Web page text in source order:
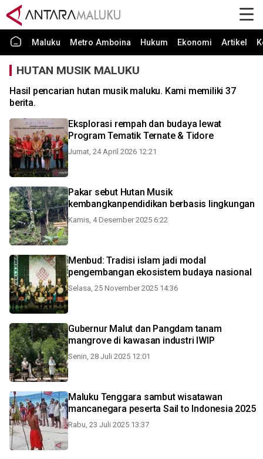
Maluku Metro Amboina Hukum Ekonomi Artikel
HUTAN MUSIK MALUKU
Hasil pencarian hutan musik maluku. Kami memiliki 37
berita.
Eksplorasi rempah dan budaya lewat
Program Tematik Ternate & Tidore
Jumat, 24 April 2026 12:21
Pakar sebut Hutan Musik
kembangkanpendidikan berbasis lingkungan
Kamis, 4 Desember 2025 6:22
Menbud: Tradisi islam jadi modal
pengembangan ekosistem budaya nasional
Selasa, 25 November 2025 14:36
Gubernur Malut dan Pangdam tanam
mangrove di kawasan industri IWIP
Senin, 28 Juli 2025 12:01
Maluku Tenggara sambut wisatawan
mancanegara peserta Sail to Indonesia 2025
Rabu, 23 Juli 2025 13:37